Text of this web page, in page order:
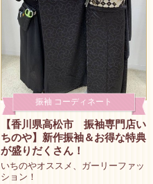
振袖 コーディネート
【香川県高松市 振袖専門店い
ちのや】新作振袖＆お得な特典
が盛りだくさん！
いちのやオススメ、ガーリーファッ
ション！